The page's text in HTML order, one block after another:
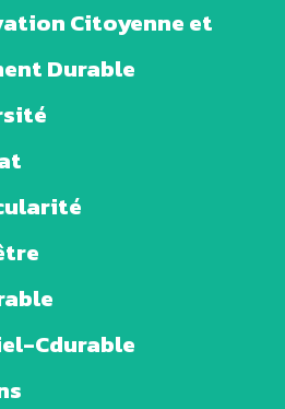
Citoyenne et
Durable
Cdurable